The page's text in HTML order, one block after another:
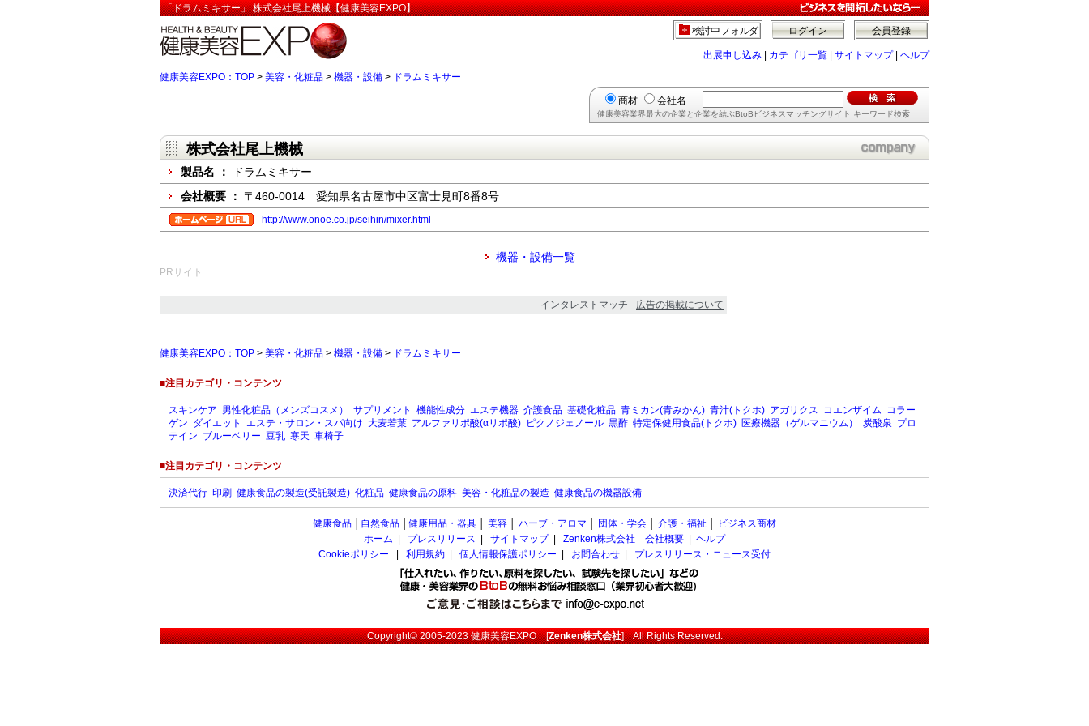
「ドラムミキサー」:株式会社尾上機械【健康美容EXPO】
会員登録
ログイン
検討中フォルダ
出展申し込み カテゴリ一覧 サイトマップ| ヘルプ
健康美容EXPO：TOP > 美容・化粧品 > 機器・設備 > ドラムミキサー
商材 会社名
健康美容業界最大の企業と企業を結ぶBtoBビジネスマッチングサイト キーワード検索
株式会社尾上機械
製品名 ：
ドラムミキサー
会社概要 ： 〒460-0014 愛知県名古屋市中区富士見町8番8号
http://www.onoe.co.jp/seihin/mixer.html
機器・設備一覧
PRサイト
インタレストマッチ - 広告の掲載について
健康美容EXPO：TOP > 美容・化粧品 > 機器・設備 > ドラムミキサー
■注目カテゴリ・コンテンツ
スキンケア 男性化粧品（メンズコスメ） サプリメント 機能性成分 エステ機器 介護食品 基礎化粧品 青ミカン(青みかん) 青汁(トクホ) アガリクス コエンザイム コラー
ゲン ダイエット エステ・サロン・スパ向け 大麦若葉 アルファリポ酸(αリポ酸) ピクノジェノール 黒酢 特定保健用食品(トクホ) 医療機器（ゲルマニウム） 炭酸泉 プロ
テイン ブルーベリー 豆乳 寒天 車椅子
■注目カテゴリ・コンテンツ
決済代行 印刷 健康食品の製造(受託製造) 化粧品 健康食品の原料 美容・化粧品の製造 健康食品の機器設備
健康食品 自然食品 健康用品・器具 美容 ハーブ・アロマ 団体・学会 介護・福祉
ビジネス商材
ホーム
プレスリリース サイトマップ| Zenken株式会社 会社概要
ヘルプ
Cookieポリシー
利用規約 個人情報保護ポリシー お問合わせ プレスリリース・ニュース受付
Copyright© 2005-2023健康美容EXPO[Zenken株式会社] All Rights Reserved.